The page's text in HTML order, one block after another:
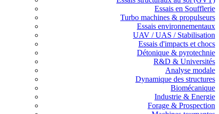
Essais en Soufflerie
Turbo machines & propulseurs
Essais environnementaux
UAV / UAS / Stabilisation
Essais d'impacts et chocs
Détonique & pyrotechnie
R&D & Universités
Analyse modale
Dynamique des structures
Biomécanique
Industrie & Energie
Forage & Prospection